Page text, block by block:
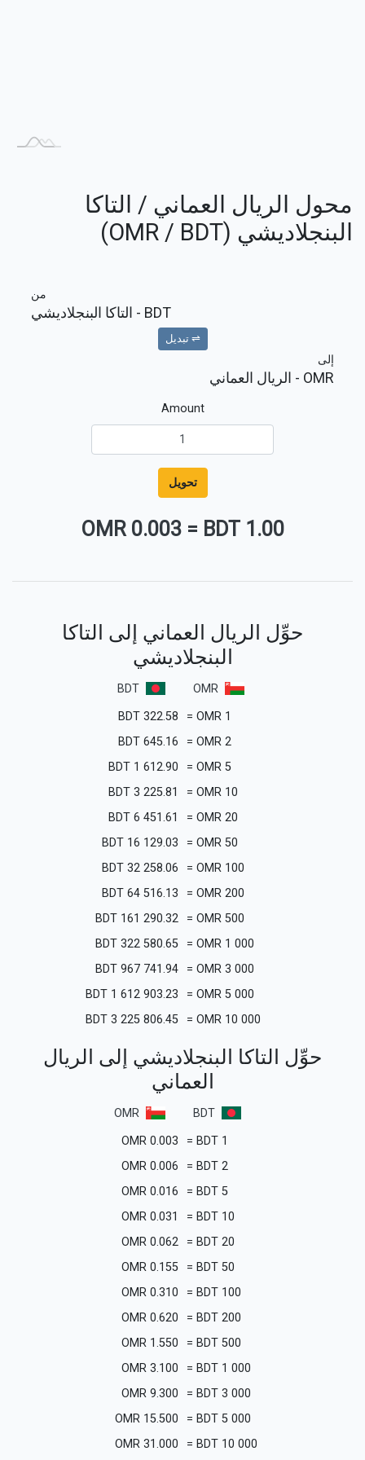
محول الريال العماني / التاكا
البنجلاديشي (OMR / BDT)
من
BDT - التاكا البنجلاديشي
⇌ تبديل
إلى
OMR - الريال العماني
Amount
تحويل
1.00 BDT
=
0.003 OMR
حوِّل الريال العماني إلى التاكا
البنجلاديشي
OMR
BDT
1
OMR
=
322.58
BDT
2
OMR
=
645.16
BDT
5
OMR
=
1 612.90
BDT
10
OMR
=
3 225.81
BDT
20
OMR
=
6 451.61
BDT
50
OMR
=
16 129.03
BDT
100
OMR
=
32 258.06
BDT
200
OMR
=
64 516.13
BDT
500
OMR
=
161 290.32
BDT
1 000
OMR
=
322 580.65
BDT
3 000
OMR
=
967 741.94
BDT
5 000
OMR
=
1 612 903.23
BDT
10 000
OMR
=
3 225 806.45
BDT
حوِّل التاكا البنجلاديشي إلى الريال
العماني
BDT
OMR
1
BDT
=
0.003
OMR
2
BDT
=
0.006
OMR
5
BDT
=
0.016
OMR
10
BDT
=
0.031
OMR
20
BDT
=
0.062
OMR
50
BDT
=
0.155
OMR
100
BDT
=
0.310
OMR
200
BDT
=
0.620
OMR
500
BDT
=
1.550
OMR
1 000
BDT
=
3.100
OMR
3 000
BDT
=
9.300
OMR
5 000
BDT
=
15.500
OMR
10 000
BDT
=
31.000
OMR